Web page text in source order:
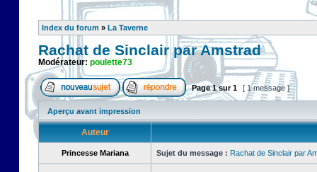
Index du forum » La Taverne
Rachat de Sinclair par Amstrad
Modérateur: poulette73
Page1sur1 [ 1 message ]
Aperçu avant impression
Auteur
Princesse Mariana Sujet du message : Rachat de Sinclair par